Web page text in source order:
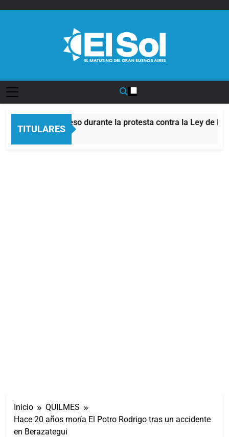
TITULARES
frente al Congreso durante la protesta contra la Ley de
Inicio
QUILMES
Hace 20 años moría El Potro Rodrigo tras un accidente
en Berazategui